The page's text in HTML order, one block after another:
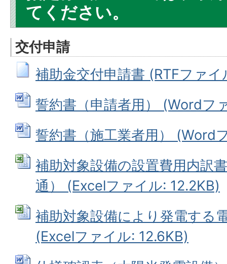
てください。
交付申請
補助金交付申請書 (RTFファ
誓約書（申請者用） (Wordフ
誓約書（施工業者用） (Word
補助対象設備の設置費用内訳
通） (Excelファイル: 12.2KB)
補助対象設備により発電する
(Excelファイル: 12.6KB)